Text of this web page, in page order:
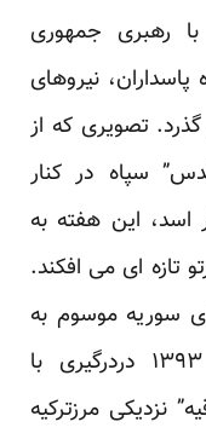
با رهبری جمهوری
نیروهای
تصویری که از
“قدس” سپاه در کنار
اسد، این هفته به
تازه ای می افکند.
سوریه موسوم به
“شبیحه‌ها” درفروردین ماه سال ۱۳۹۳ دردرگیری با
نزدیکی مرزترکیه